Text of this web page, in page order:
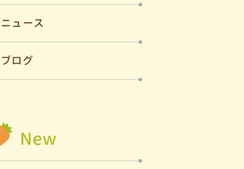
ニュース
ブログ
New